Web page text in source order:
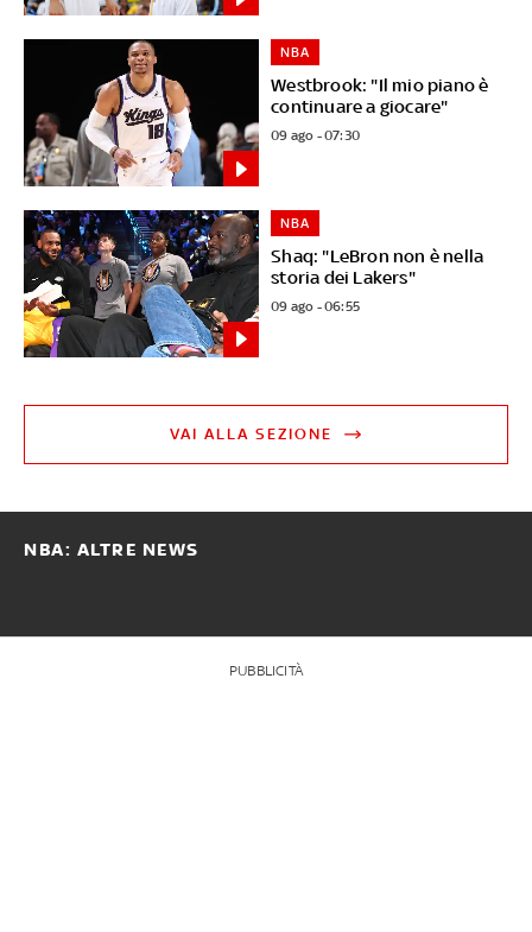
Westbrook: "Il mio piano è
continuare a giocare"
NBA
09 ago - 07:30
Shaq: "LeBron non è nella
storia dei Lakers"
NBA
09 ago - 06:55
VAI ALLA SEZIONE
NBA: ALTRE NEWS
PUBBLICITÀ